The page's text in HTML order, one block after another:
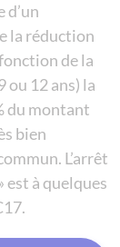
la réduction
de la
ou 12 ans) la
du montant
bien
L’arrêt
à quelques